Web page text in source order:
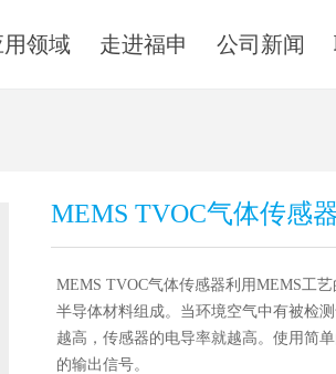
用领域 走进福申 公司新闻
MEMS TVOC气体传感
MEMS TVOC气体传感器利用MEMS工
半导体材料组成。当环境空气中有被检
越高，传感器的电导率就越高。使用简
的输出信号。